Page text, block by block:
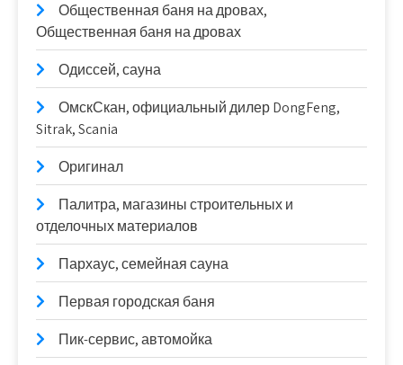
Общественная баня на дровах,
Общественная баня на дровах
Одиссей, сауна
ОмскСкан, официальный дилер DongFeng,
Sitrak, Scania
Оригинал
Палитра, магазины строительных и
отделочных материалов
Пархаус, семейная сауна
Первая городская баня
Пик-сервис, автомойка